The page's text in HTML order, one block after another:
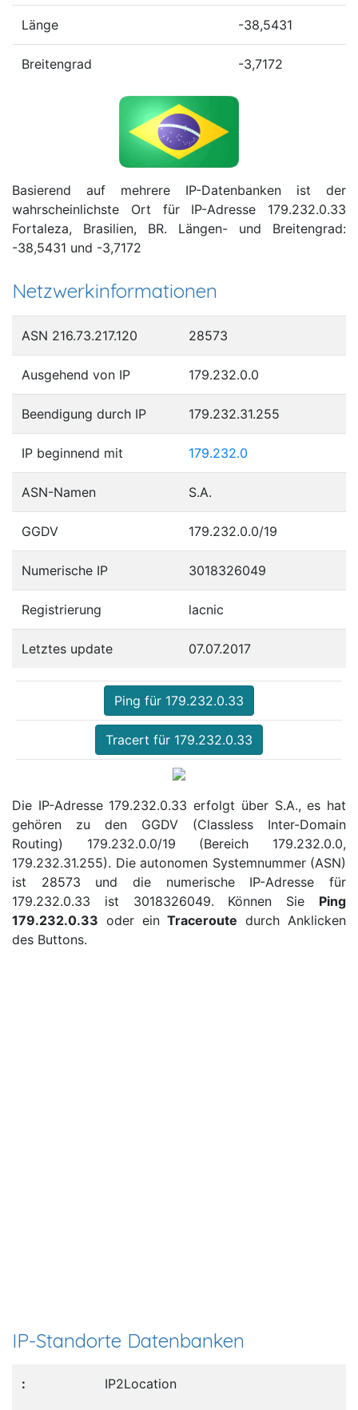
Länge -38,5431
Breitengrad -3,7172
Basierend auf mehrere IP-Datenbanken ist der
wahrscheinlichste Ort für IP-Adresse 179.232.0.33
Fortaleza, Brasilien, BR. Längen- und Breitengrad:
-38,5431 und -3,7172
Netzwerkinformationen
ASN 216.73.217.120 28573
Ausgehend von IP 179.232.0.0
Beendigung durch IP 179.232.31.255
IP beginnend mit 179.232.0
ASN-Namen S.A.
GGDV 179.232.0.0/19
Numerische IP 3018326049
Registrierung lacnic
Letztes update 07.07.2017
Ping für 179.232.0.33
Tracert für 179.232.0.33
Die IP-Adresse 179.232.0.33 erfolgt über S.A., es hat
gehören zu den GGDV (Classless Inter-Domain
Routing) 179.232.0.0/19 (Bereich 179.232.0.0,
179.232.31.255). Die autonomen Systemnummer (ASN)
ist 28573 und die numerische IP-Adresse für
179.232.0.33 ist 3018326049. Können Sie Ping
179.232.0.33 oder einTraceroute durch Anklicken
des Buttons.
IP-Standorte Datenbanken
IP2Location